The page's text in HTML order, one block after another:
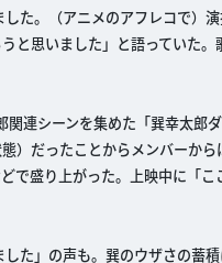
た。（アニメのアフレコで）
と思いました」と語っていた。
連シーンを集めた「巽幸太郎
）だったことからメンバーから
で盛り上がった。上映中に「こ
た」の声も。巽のウザさの蓄